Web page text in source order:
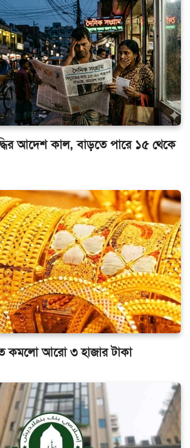
আদেশ কাল, বাড়তে পারে ১৫ থেকে
কমলো আরো ৩ হাজার টাকা